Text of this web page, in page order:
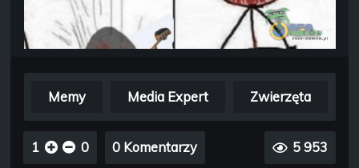
Memy Media Expert Zwierzęta
1 0 0 Komentarzy 5 953